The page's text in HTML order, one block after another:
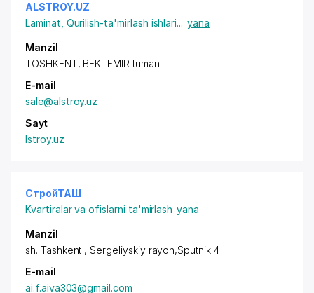
ALSTROY.UZ
Laminat Qurilish-ta'mirlash ishlari... yana
Manzil
TOSHKENT, BEKTEMIR tumani
E-mail
sale@alstroy.uz
Sayt
lstroy.uz
СтройТАШ
Kvartiralar va ofislarni ta'mirlash yana
Manzil
sh. Tashkent ,Sergeliyskiy rayon,Sputnik 4
E-mail
ai.f.aiva303@gmail.com